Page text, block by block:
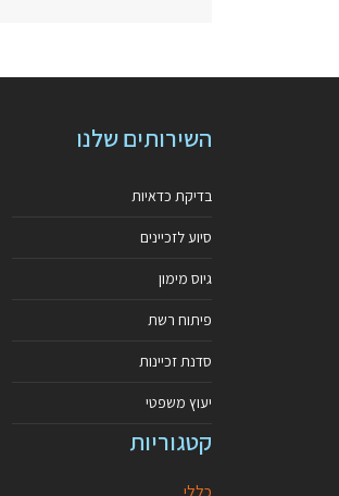
השירותים שלנו
בדיקת כדאיות
סיוע לזכיינים
גיוס מימון
פיתוח רשת
סדנת זכיינות
יעוץ משפטי
קטגוריות
כללי